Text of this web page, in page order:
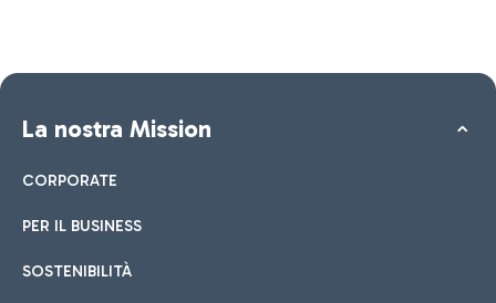
La nostra Mission
CORPORATE
PER IL BUSINESS
SOSTENIBILITÀ